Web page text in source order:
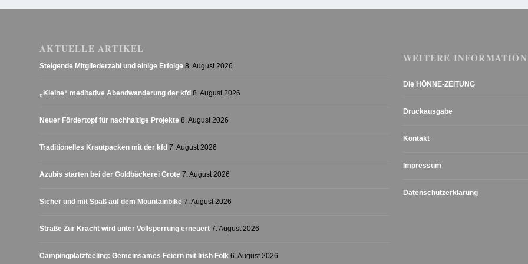
AKTUELLE ARTIKEL
Steigende Mitgliederzahl und einige Erfolge 8. August 2026
„Kleine“ meditative Abendwanderung der kfd 8. August 2026
Neuer Fördertopf für nachhaltige Projekte 8. August 2026
Traditionelles Krautpacken mit der kfd 7. August 2026
Azubis starten bei der Goldbäckerei Grote 7. August 2026
Sicher und mit Spaß auf dem Mountainbike 7. August 2026
Straße Zur Kracht wird unter Vollsperrung erneuert 7. August 2026
Campingplatzfeeling: Gemeinsames Feiern mit Irish Folk 6. August 2026
WEITERE
Die HÖNNE-ZEITUNG
Druckausgabe
Kontakt
Impressum
Datenschutzerklärung